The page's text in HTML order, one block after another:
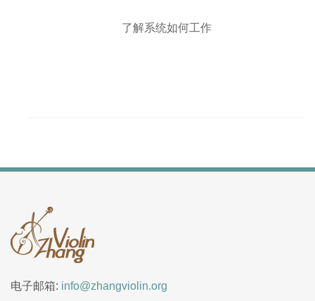
了解系统如何工作
电子邮箱: info@zhangviolin.org